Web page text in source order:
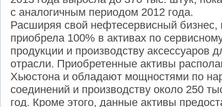
с аналогичным периодом 2012 года.
Расширяя свой нефтесервисный
приобрела 100% в активах по
продукции и производству
отрасли. Приобретенные активы
Хьюстона и обладают мощностями по
соединений и производству около 250
год. Кроме этого, данные активы